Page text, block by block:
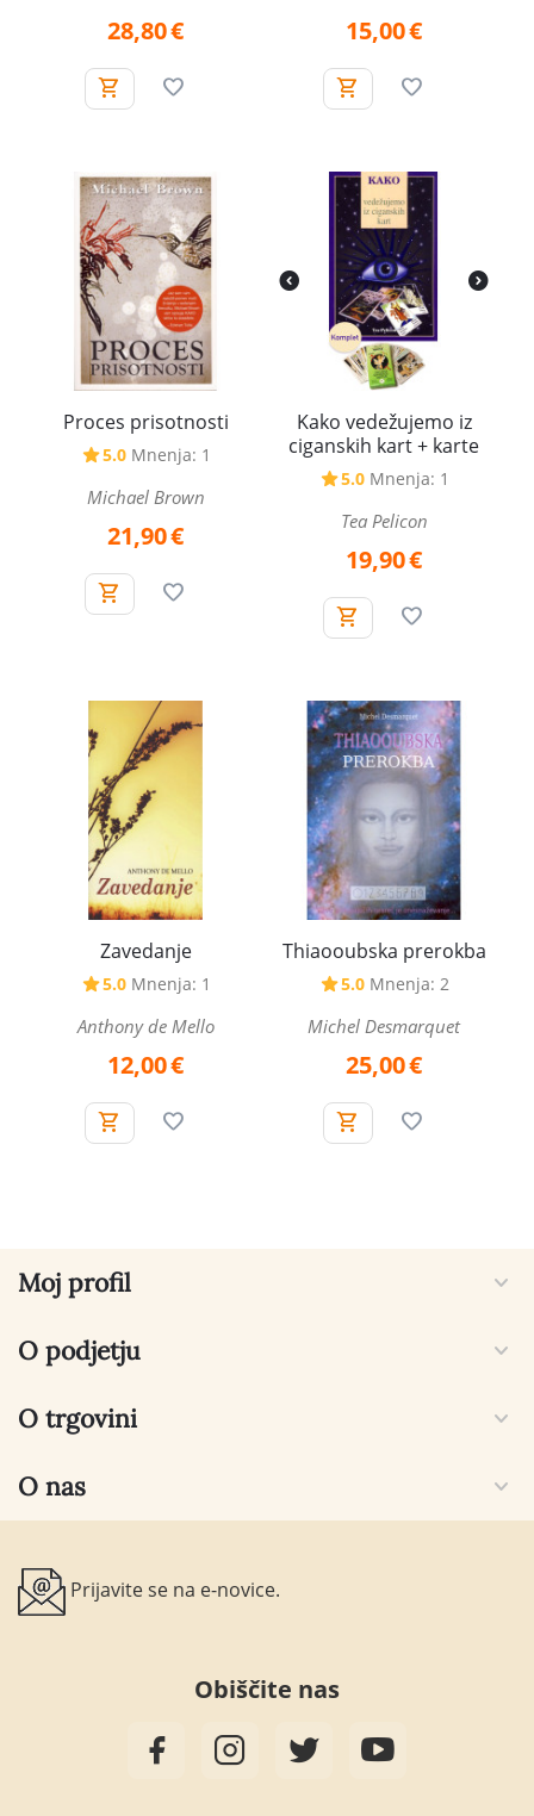
28,80€ 15,00€
Proces prisotnosti
5.0 Mnenja: 1
Michael Brown
21,90€
Kako vedežujemo iz
ciganskih kart + karte
5.0 Mnenja: 1
Tea Pelicon
19,90€
Zavedanje
5.0 Mnenja: 1
Anthony de Mello
12,00€
Thiaooubska prerokba
5.0 Mnenja: 2
Michel Desmarquet
25,00€
Moj profil
O podjetju
O trgovini
O nas
Prijavite se na e-novice.
Obiščite nas